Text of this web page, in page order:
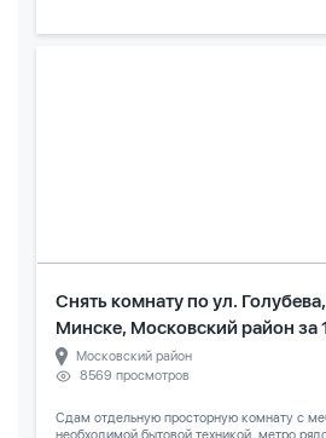
Снять комнату по ул. Голубева,
Минске, Московский район за
Московский район
8569 просмотров
Сдам отдельную просторную комнату с
необходимой бытовой техникой, метро